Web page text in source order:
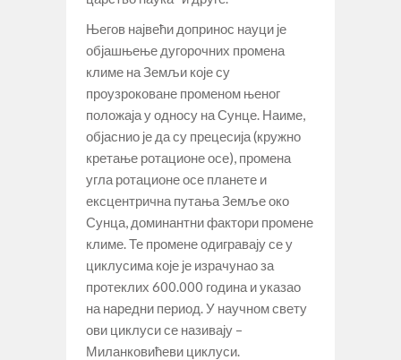
Његов највећи допринос науци је
објашњење дугорочних промена
климе на Земљи које су
проузроковане променом њеног
положаја у односу на Сунце. Наиме,
објаснио је да су прецесија (кружно
кретање ротационе осе), промена
угла ротационе осе планете и
ексцентрична путања Земље око
Сунца, доминантни фактори промене
климе. Те промене одигравају се у
циклусима које је израчунао за
протеклих 600.000 година и указао
на наредни период. У научном свету
ови циклуси се називају –
Миланковићеви циклуси.